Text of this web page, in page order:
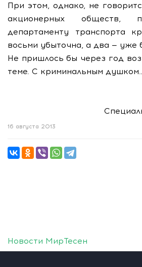
При этом, однако, не
акционерных обществ,
департаменту транспорта
восьми убыточна, а два — уже
Не пришлось бы через год
теме. С криминальным
16 августа 2013
Новости МирТесен